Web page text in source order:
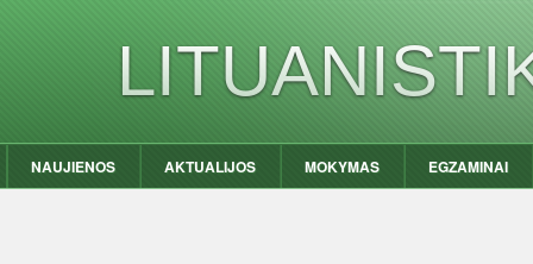
NAUJIENOS AKTUALIJOS MOKYMAS EGZAMINAI